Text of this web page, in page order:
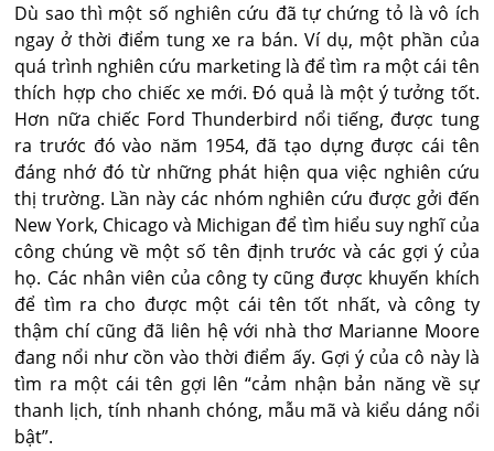
Dù sao thì một số nghiên cứu đã tự chứng tỏ là vô ích
ngay ở thời điểm tung xe ra bán. Ví dụ, một phần của
quá trình nghiên cứu marketing là để tìm ra một cái tên
thích hợp cho chiếc xe mới. Đó quả là một ý tưởng tốt.
Hơn nữa chiếc Ford Thunderbird nổi tiếng, được tung
ra trước đó vào năm 1954, đã tạo dựng được cái tên
đáng nhớ đó từ những phát hiện qua việc nghiên cứu
thị trường. Lần này các nhóm nghiên cứu được gởi đến
New York, Chicago và Michigan để tìm hiểu suy nghĩ của
công chúng về một số tên định trước và các gợi ý của
họ. Các nhân viên của công ty cũng được khuyến khích
để tìm ra cho được một cái tên tốt nhất, và công ty
thậm chí cũng đã liên hệ với nhà thơ Marianne Moore
đang nổi như cồn vào thời điểm ấy. Gợi ý của cô này là
tìm ra một cái tên gợi lên “cảm nhận bản năng về sự
thanh lịch, tính nhanh chóng, mẫu mã và kiểu dáng nổi
bật”.